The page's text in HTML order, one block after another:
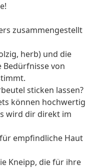
zusammengestellt
herb) und die
Bedürfnisse von
sticken lassen?
können hochwertig
wird dir direkt im
empfindliche Haut
Kneipp, die für ihre